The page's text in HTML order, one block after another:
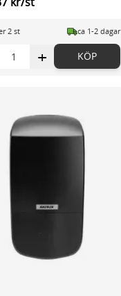
2 st ca 1-2 dagar
+ KÖP